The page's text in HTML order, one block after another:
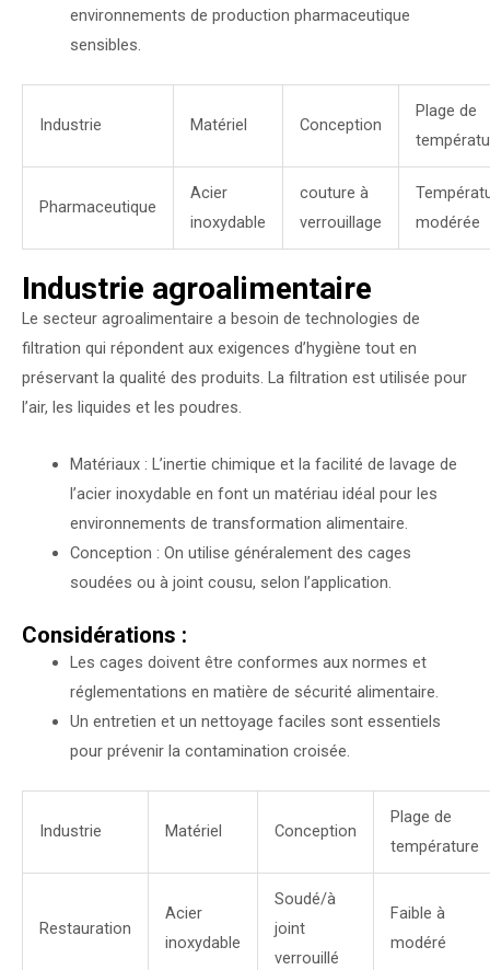
environnements de production pharmaceutique
sensibles.
Industrie Matériel Conception
Plage de
Pharmaceutique
Acier
inoxydable
couture à
verrouillage
modérée
Industrie agroalimentaire
Le secteur agroalimentaire a besoin de technologies de
filtration qui répondent aux exigences d’hygiène tout en
préservant la qualité des produits. La filtration est utilisée pour
l’air, les liquides et les poudres.
Matériaux : L’inertie chimique et la facilité de lavage de
l’acier inoxydable en font un matériau idéal pour les
environnements de transformation alimentaire.
Conception : On utilise généralement des cages
soudées ou à joint cousu, selon l’application.
Considérations :
Les cages doivent être conformes aux normes et
réglementations en matière de sécurité alimentaire.
Un entretien et un nettoyage faciles sont essentiels
pour prévenir la contamination croisée.
Industrie Matériel Conception
Plage de
température
Restauration
Acier
inoxydable
Soudé/à
joint
verrouillé
Faible à
modéré